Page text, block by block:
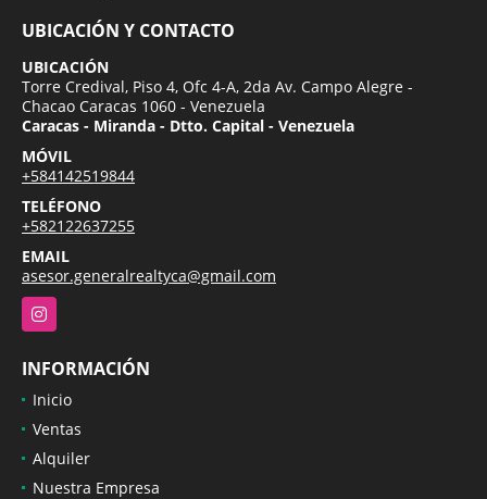
UBICACIÓN Y CONTACTO
UBICACIÓN
Torre Credival, Piso 4, Ofc 4-A, 2da Av. Campo Alegre -
Chacao Caracas 1060 - Venezuela
Caracas - Miranda - Dtto. Capital - Venezuela
MÓVIL
+584142519844
TELÉFONO
+582122637255
EMAIL
asesor.generalrealtyca@gmail.com
Instagram
INFORMACIÓN
Inicio
Ventas
Alquiler
Nuestra Empresa